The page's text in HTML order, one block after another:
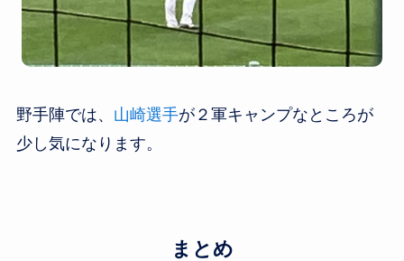
野手陣では、 山崎選手が２軍キャンプなところが
少し気になります。
まとめ